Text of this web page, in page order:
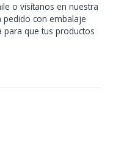
o visítanos en nuestra
pedido con embalaje
para que tus productos